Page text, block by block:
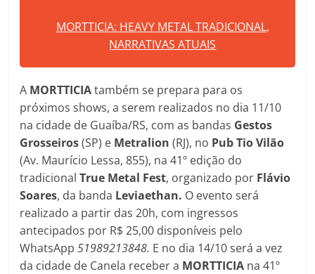
MORTTICIA: HEAVY METAL TRADICIONAL,
NARRATIVAS ATUAIS
A MORTTICIAtambém se prepara para os
próximos shows, a serem realizados no dia 11/10
na cidade de Guaíba/RS, com as bandas Gestos
Grosseiros(SP) e Metralion(RJ), no Pub Tio Vilão
(Av. Maurício Lessa, 855), na 41º edição do
tradicionalTrue Metal Fest, organizado por Flávio
Soares, da banda Leviaethan. O evento será
realizado a partir das 20h, com ingressos
antecipados por R$ 25,00 disponíveis pelo
WhatsApp51989213848. E no dia 14/10 será a vez
da cidade de Canela receber a MORTTICIA na 41º